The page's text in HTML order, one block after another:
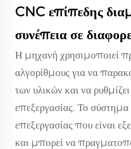
CNC επίπεδης
συνέπεια σε
Η μηχανή χρησιμοποιεί
αλγορίθμους για να
των υλικών και να
επεξεργασίας. Το σύστημα
επεξεργασίας που είναι
και μπορεί να